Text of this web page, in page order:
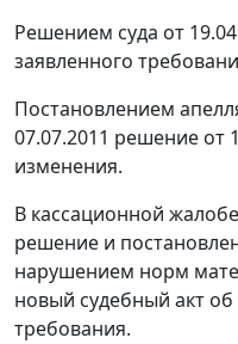
Решением суда от
заявленного
Постановлением
07.07.2011 решение от
изменения.
В кассационной
решение и
нарушением норм
новый судебный акт
требования.